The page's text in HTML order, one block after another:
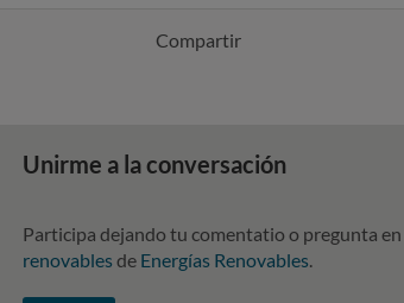
Compartir
Unirme a la conversación
Participa dejando tu comentatio o pregunta en
renovables de Energías Renovables.